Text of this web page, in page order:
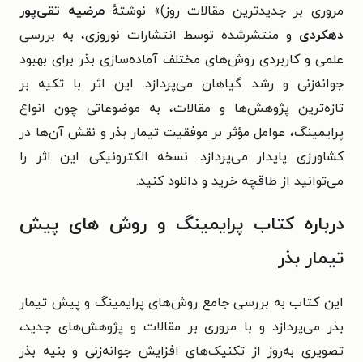
مروری بر جدیدترین مقالات روز)» نوشتهٔمرضیه تقی‌پور
دهکردی و منتشرشده توسط انتشارات نوروزی، به بررسی
علمی و کاربردی روش‌های مختلف آماده‌سازی بذر برای بهبود
جوانه‌زنی و رشد گیاهان می‌پردازد. این اثر با تکیه بر
تازه‌ترین پژوهش‌ها و مقالات، به موضوعاتی چون انواع
پرایمینگ، عوامل مؤثر بر موفقیت تیمار بذر و نقش آن‌ها در
کشاورزی پایدار می‌پردازد. نسخه الکترونیکی این اثر را
می‌توانید از طاقچه خرید و دانلود کنید.
درباره کتاب پرایمینگ و روش های پیش
تیمار بذر
این کتاب به بررسی جامع روش‌های پرایمینگ و پیش تیمار
بذر می‌پردازد و با مروری بر مقالات و پژوهش‌های جدید،
تصویری به‌روز از تکنیک‌های افزایش جوانه‌زنی و بنیه بذر